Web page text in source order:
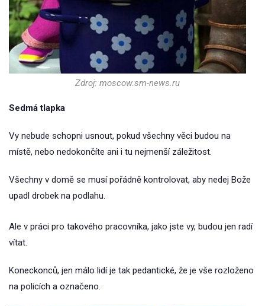
Zdroj: moscow.sm-news.ru
Sedmá tlapka
Vy nebude schopni usnout, pokud všechny věci budou na
místě, nebo nedokončíte ani i tu nejmenší záležitost.
Všechny v domě se musí pořádně kontrolovat, aby nedej Bože
upadl drobek na podlahu.
Ale v práci pro takového pracovníka, jako jste vy, budou jen radí
vítat.
Koneckonců, jen málo lidí je tak pedantické, že je vše rozloženo
na policích a označeno.